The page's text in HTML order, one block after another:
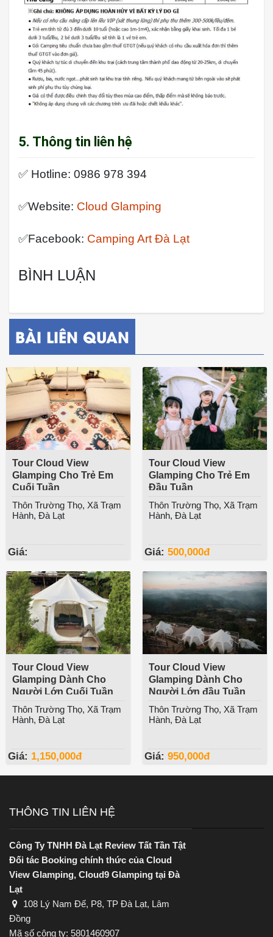
5. Thông tin liên hệ
✅ Hotline: 0986 978 394
✅Website: Cloud Glamping
✅Facebook: Camping Art Đà Lạt
BÌNH LUẬN
BÀI LIÊN QUAN
Tour Cloud View
Glamping Cho Trẻ Em
Cuối Tuần
Thôn Trường Thọ, Xã Trạm
Hành, Đà Lạt
Giá:
Tour Cloud View
Glamping Cho Trẻ Em
Đầu Tuần
Thôn Trường Thọ, Xã Trạm
Hành, Đà Lạt
Giá: 500,000đ
Tour Cloud View
Glamping Dành Cho
Người Lớn Cuối Tuần
Thôn Trường Thọ, Xã Trạm
Hành, Đà Lạt
Giá: 1,150,000đ
Tour Cloud View
Glamping Dành Cho
Người Lớn đầu Tuần
Thôn Trường Thọ, Xã Trạm
Hành, Đà Lạt
Giá: 950,000đ
THÔNG TIN LIÊN HỆ
Công Ty TNHH Đà Lạt Review Tất Tần Tật
Đối tác Booking chính thức của Cloud
View Glamping, Cloud9 Glamping tại Đà
Lạt
108 Lý Nam Đế, P8, TP Đà Lạt, Lâm
Đồng
Mã số công ty: 5801460907